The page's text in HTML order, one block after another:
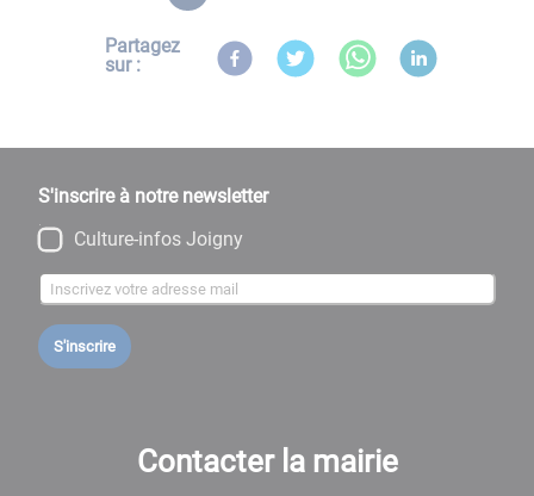
Partagez
sur :
S'inscrire à notre newsletter
Culture-infos Joigny
S'inscrire
Contacter la mairie